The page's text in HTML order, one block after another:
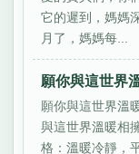
它的遲到，媽媽
月了，媽媽每...
願你與這世界
願你與這世界溫
與這世界溫暖相
格：溫暖冷靜，